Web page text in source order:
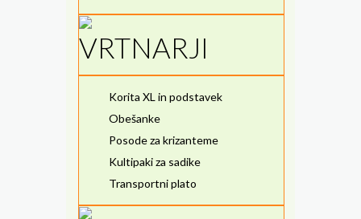
VRTNARJI
Korita XL in podstavek
Obešanke
Posode za krizanteme
Kultipaki za sadike
Transportni plato